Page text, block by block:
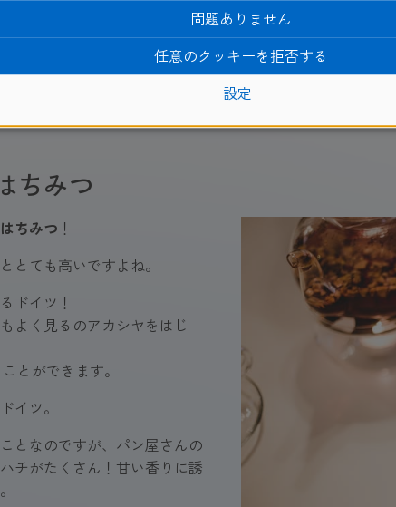
ちみつ
はちみつ ！
とても高いですよね。
ドイツ！
よく見るのアカシヤをはじ
とができます。
イツ。
となのですが、パン屋さんの
チがたくさん！甘い香りに誘
設定
任意のクッキーを拒否する
問題ありません